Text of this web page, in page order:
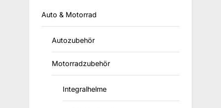
Auto & Motorrad
Autozubehör
Motorradzubehör
Integralhelme